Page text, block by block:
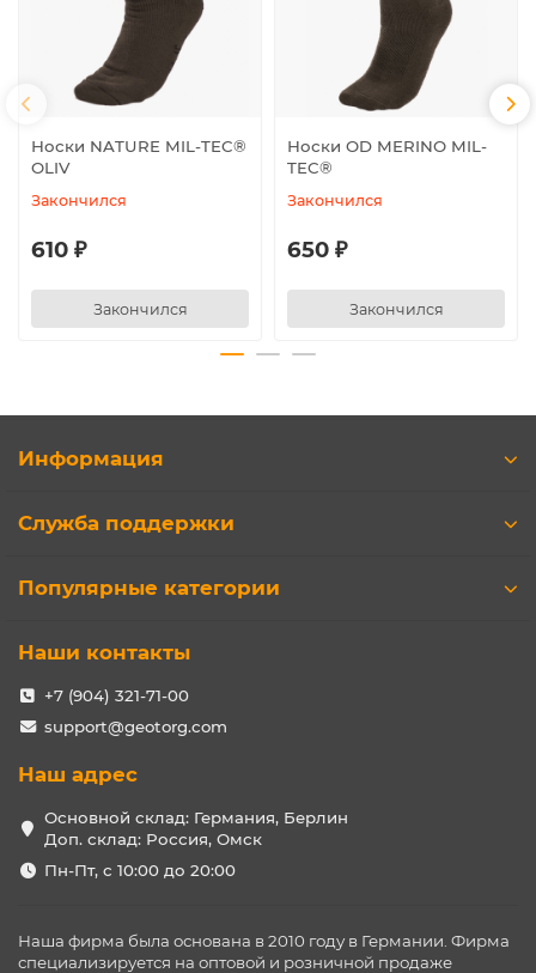
Носки NATURE MIL-TEC®
OLIV
Закончился
610 ₽
Закончился
Носки OD MERINO MIL-
TEC®
Закончился
650 ₽
Закончился
Информация
Служба поддержки
Популярные категории
Наши контакты
+7 (904) 321-71-00
support@geotorg.com
Наш адрес
Основной склад: Германия, Берлин
Доп. склад: Россия, Омск
Пн-Пт, с 10:00 до 20:00
Наша фирма была основана в 2010 году в Германии. Фирма
специализируется на оптовой и розничной продаже